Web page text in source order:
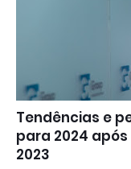
Tendências e
para 2024
2023